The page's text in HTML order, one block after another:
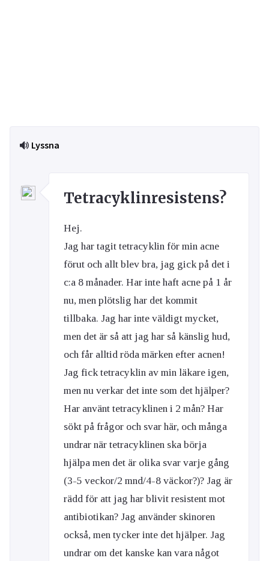
Lyssna
Tetracyklinresistens?
Hej.
Jag har tagit tetracyklin för min acne
förut och allt blev bra, jag gick på det i
c:a 8 månader. Har inte haft acne på 1 år
nu, men plötslig har det kommit
tillbaka. Jag har inte väldigt mycket,
men det är så att jag har så känslig hud,
och får alltid röda märken efter acnen!
Jag fick tetracyklin av min läkare igen,
men nu verkar det inte som det hjälper?
Har använt tetracyklinen i 2 mån? Har
sökt på frågor och svar här, och många
undrar när tetracyklinen ska börja
hjälpa men det är olika svar varje gång
(3-5 veckor/2 mnd/4-8 väckor?)? Jag är
rädd för att jag har blivit resistent mot
antibiotikan? Jag använder skinoren
också, men tycker inte det hjälper. Jag
undrar om det kanske kan vara något